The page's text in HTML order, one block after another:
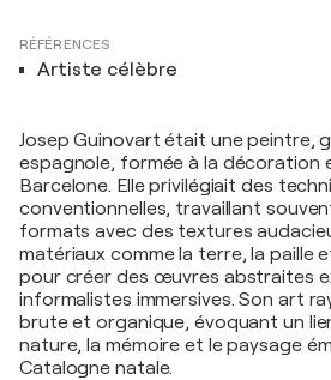
RÉFÉRENCES
Artiste célèbre
Josep Guinovart était une peintre,
espagnole, formée à la décoration
Barcelone. Elle privilégiait des
conventionnelles, travaillant
formats avec des textures
matériaux comme la terre, la paille
pour créer des œuvres abstraites
informalistes immersives. Son art
brute et organique, évoquant un
nature, la mémoire et le paysage
Catalogne natale.